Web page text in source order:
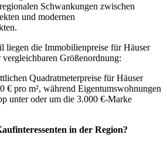
Schwankungen zwischen
und modernen
liegen die Immobilienpreise für Häuser
Größenordnung:
Quadratmeterpreise für Häuser
€ pro m², während Eigentumswohnungen
unter oder um die 3.000 €-Marke
in der Region?